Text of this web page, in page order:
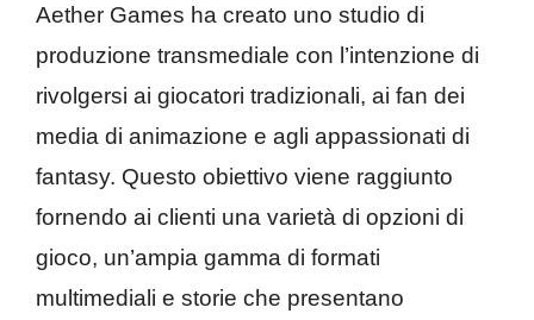
Aether Games ha creato uno studio di
produzione transmediale con l’intenzione di
rivolgersi ai giocatori tradizionali, ai fan dei
media di animazione e agli appassionati di
fantasy. Questo obiettivo viene raggiunto
fornendo ai clienti una varietà di opzioni di
gioco, un’ampia gamma di formati
multimediali e storie che presentano